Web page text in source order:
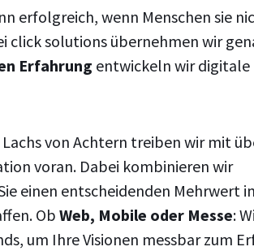
erfolgreich, wenn Menschen sie
click solutions übernehmen wir
Erfahrung entwickeln wir digitale
von Achtern treiben wir mit
voran. Dabei kombinieren wir
einen entscheidenden Mehrwert
Ob Web, Mobile oder Messe:
um Ihre Visionen messbar zum